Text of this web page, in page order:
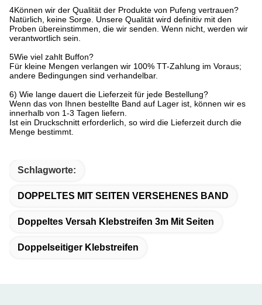
4Können wir der Qualität der Produkte von Pufeng vertrauen?
Natürlich, keine Sorge. Unsere Qualität wird definitiv mit den
Proben übereinstimmen, die wir senden. Wenn nicht, werden wir
verantwortlich sein.
5Wie viel zahlt Buffon?
Für kleine Mengen verlangen wir 100% TT-Zahlung im Voraus;
andere Bedingungen sind verhandelbar.
6) Wie lange dauert die Lieferzeit für jede Bestellung?
Wenn das von Ihnen bestellte Band auf Lager ist, können wir es
innerhalb von 1-3 Tagen liefern.
Ist ein Druckschnitt erforderlich, so wird die Lieferzeit durch die
Menge bestimmt.
Schlagworte:
DOPPELTES MIT SEITEN VERSEHENES BAND
Doppeltes Versah Klebstreifen 3m Mit Seiten
Doppelseitiger Klebstreifen